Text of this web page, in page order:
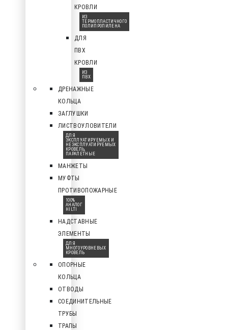
КРОВЛИ
ИЗ
ТЕРМОПЛАСТИЧНОГО
ПОЛИПРОПИЛЕНА
ДЛЯ
ПВХ
КРОВЛИ
ИЗ
ПВХ
ДРЕНАЖНЫЕ
КОЛЬЦА
ЗАГЛУШКИ
ЛИСТВОУЛОВИТЕЛИ
ДЛЯ
ЭКСПЛУАТИРУЕМЫХ И
НЕЭКСПЛУАТИРУЕМЫХ
КРОВЕЛЬ,
ПАРАПЕТНЫЕ
МАНЖЕТЫ
МУФТЫ
ПРОТИВОПОЖАРНЫЕ
100%
АНАЛОГ
HILTI
НАДСТАВНЫЕ
ЭЛЕМЕНТЫ
ДЛЯ
МНОГОУРОВНЕВЫХ
КРОВЕЛЬ
ОПОРНЫЕ
КОЛЬЦА
ОТВОДЫ
СОЕДИНИТЕЛЬНЫЕ
ТРУБЫ
ТРАПЫ